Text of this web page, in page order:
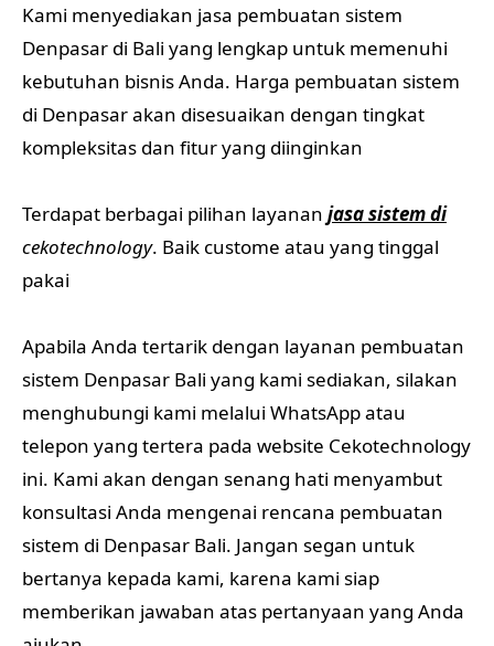
Kami menyediakan jasa pembuatan sistem
Denpasar di Bali yang lengkap untuk memenuhi
kebutuhan bisnis Anda. Harga pembuatan sistem
di Denpasar akan disesuaikan dengan tingkat
kompleksitas dan fitur yang diinginkan
Terdapat berbagai pilihan layanan jasa sistem di
cekotechnology. Baik custome atau yang tinggal
pakai
Apabila Anda tertarik dengan layanan pembuatan
sistem Denpasar Bali yang kami sediakan, silakan
menghubungi kami melalui WhatsApp atau
telepon yang tertera pada website Cekotechnology
ini. Kami akan dengan senang hati menyambut
konsultasi Anda mengenai rencana pembuatan
sistem di Denpasar Bali. Jangan segan untuk
bertanya kepada kami, karena kami siap
memberikan jawaban atas pertanyaan yang Anda